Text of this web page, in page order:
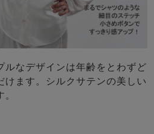
ルなデザインは年齢をとわずど
けます。シルクサテンの美しい